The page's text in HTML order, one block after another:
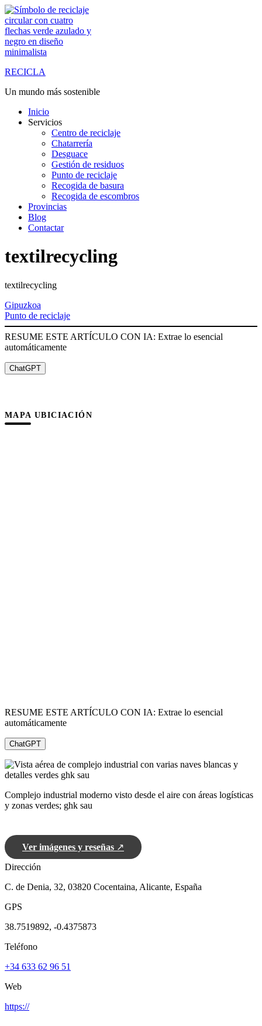
Saltar
al
contenido
RECICLA
Un mundo más sostenible
Inicio
Servicios
Centro de reciclaje
Chatarrería
Desguace
Gestión de residuos
Punto de reciclaje
Recogida de basura
Recogida de escombros
Provincias
Blog
Contactar
textilrecycling
textilrecycling
Gipuzkoa
Punto de reciclaje
RESUME ESTE ARTÍCULO CON IA: Extrae lo esencial
automáticamente
ChatGPT
MAPA UBICIACIÓN
RESUME ESTE ARTÍCULO CON IA: Extrae lo esencial
automáticamente
ChatGPT
Complejo industrial moderno visto desde el aire con áreas logísticas
y zonas verdes; ghk sau
Ver imágenes y reseñas ↗
Dirección
C. de Denia, 32, 03820 Cocentaina, Alicante, España
GPS
38.7519892, -0.4375873
Teléfono
+34 633 62 96 51
Web
https://